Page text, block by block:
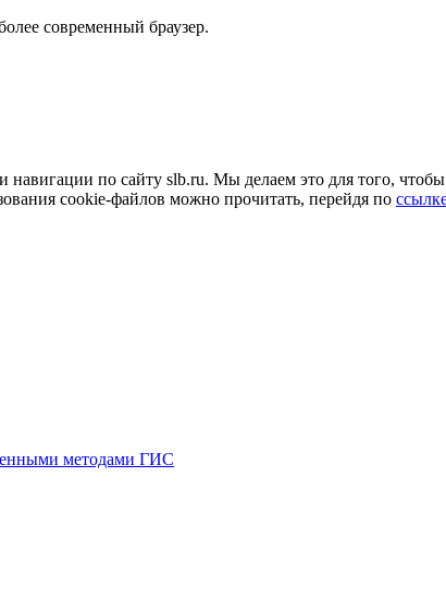
современный браузер.
по сайту slb.ru. Мы делаем это для того, чтобы
cookie-файлов можно прочитать, перейдя по
методами ГИС